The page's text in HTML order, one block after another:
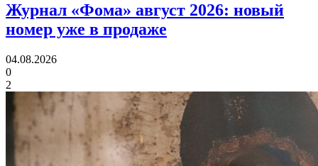
Журнал «Фома» август 2026: новый
номер уже в продаже
04.08.2026
0
2